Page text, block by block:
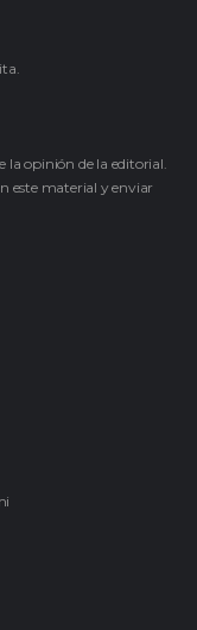
la opinión de la editorial.
este material y enviar